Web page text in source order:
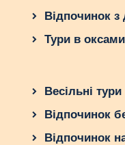
Відпочинок з
Тури в
Весільні тури
Відпочинок
Відпочинок